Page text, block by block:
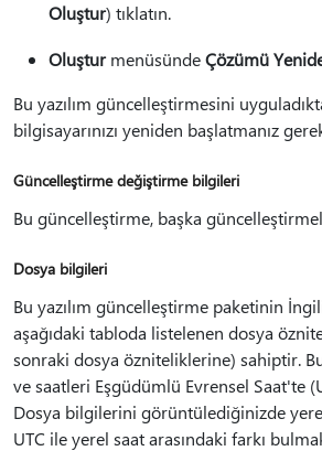
Oluştur) tıklatın.
OluşturmenüsündeÇözümü
Bu yazılım güncelleştirmesini
bilgisayarınızı yeniden başlatmanız
Güncelleştirme değiştirme bilgileri
Bu güncelleştirme, başka
Dosya bilgileri
Bu yazılım güncelleştirme paketinin
aşağıdaki tabloda listelenen dosya
sonraki dosya özniteliklerine) sahiptir.
ve saatleri Eşgüdümlü Evrensel Saat'te
Dosya bilgilerini görüntülediğinizde
UTC ile yerel saat arasındaki farkı